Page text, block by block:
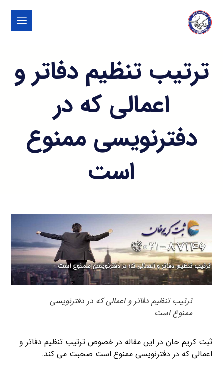
ترتیب تنظیم دفاتر و
اعمالی که در
دفترنویسی ممنوع
است
ترتیب تنظیم دفاتر و اعمالی که در دفترنویسی
ممنوع است
ثبت کریم خان در این مقاله در خصوص ترتیب تنظیم دفاتر و
اعمالی که در دفترنویسی ممنوع است صحبت می کند.